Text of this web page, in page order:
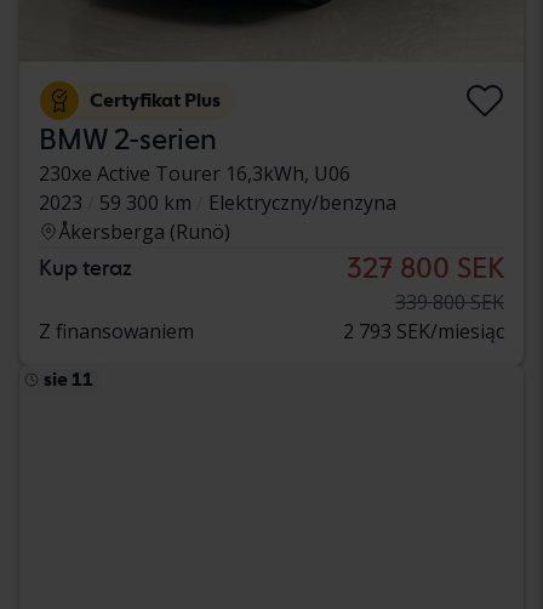
Certyfikat Plus
BMW 2-serien
230xe Active Tourer 16,3kWh, U06
2023
59 300 km
Elektryczny/benzyna
Åkersberga (Runö)
Kup teraz 327 800 SEK
339 800 SEK
Z finansowaniem
2 793 SEK/miesiąc
sie 11